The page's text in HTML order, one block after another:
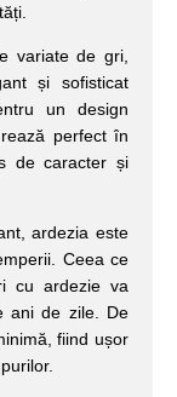
variate de gri,
și sofisticat
un design
perfect în
de caracter și
ardezia este
Ceea ce
cu ardezie va
ani de zile. De
fiind ușor